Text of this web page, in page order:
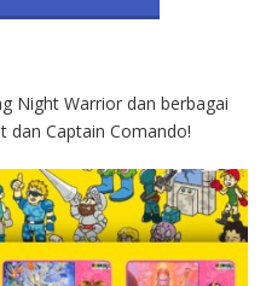
Night Warrior dan berbagai
dan Captain Comando!